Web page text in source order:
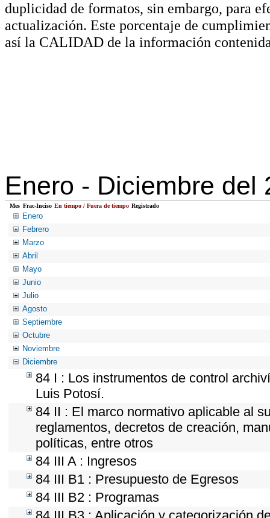
duplicidad de formatos, sin embargo, para
actualización. Este porcentaje de
así la CALIDAD de la información
Enero - Diciembre del
Mes Frac-Inciso En tiempo / Fuera de tiempo Registrado
Enero
Febrero
Marzo
Abril
Mayo
Junio
Julio
Agosto
Septiembre
Octubre
Noviembre
Diciembre
84 I : Los instrumentos de control
Luis Potosí.
84 II : El marco normativo aplicable al
reglamentos, decretos de creación,
políticas, entre otros
84 III A : Ingresos
84 III B1 : Presupuesto de Egresos
84 III B2 : Programas